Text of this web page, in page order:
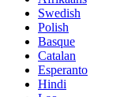
Swedish
Polish
Basque
Catalan
Esperanto
Hindi